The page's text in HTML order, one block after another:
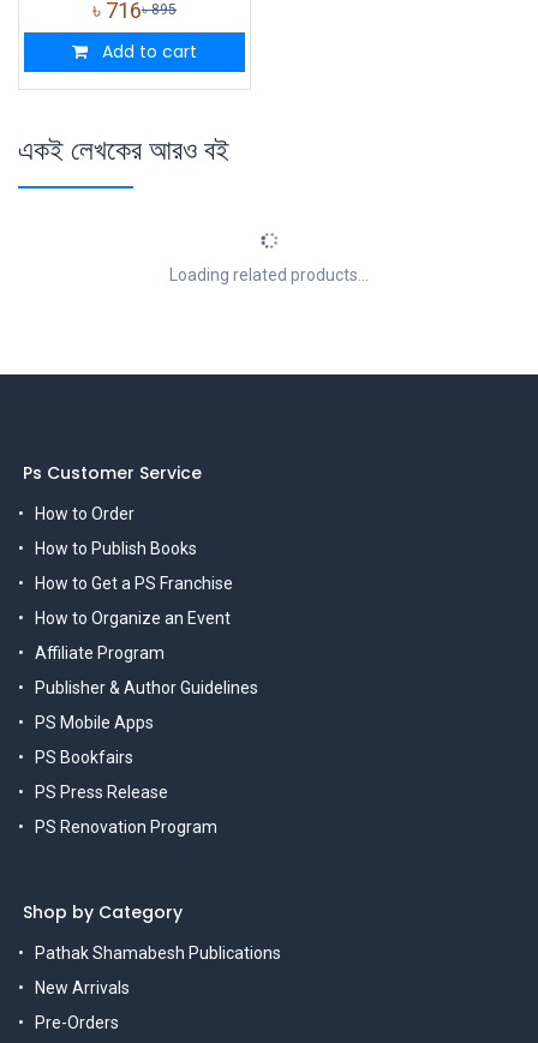
৳ 716৳895
Add to cart
একই লেখকের আরও বই
Loading related products...
Ps Customer Service
How to Order
How to Publish Books
How to Get a PS Franchise
How to Organize an Event
Affiliate Program
Publisher & Author Guidelines
PS Mobile Apps
PS Bookfairs
PS Press Release
PS Renovation Program
Shop by Category
Pathak Shamabesh Publications
New Arrivals
Pre-Orders